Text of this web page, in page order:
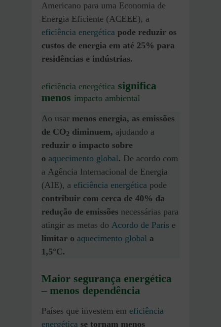
Americano para uma Economia de
Energia Eficiente (ACEEE), a
eficiência energética pode reduzir os
custos de energia em até 25% para
residências e indústrias.
eficiência energética significa
menos impacto ambiental
Ao usar menos energia, as emissões
de CO2 diminuem, ajudando a
reduzir o impacto sobre
o aquecimento global. De acordo com
a Agência Internacional de Energia
(AIE), a eficiência energética pode
contribuir com cerca de 40% da
redução de emissões necessárias para
atingir as metas do Acordo de Paris e
limitar o aquecimento global a
1,5°C.
Maior segurança energética
– menos dependência
Países que investem em eficiência
energética se tornam menos